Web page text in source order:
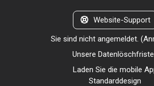
Website-Support
Sie sind nicht angemeldet. (
Unsere
Laden Sie die mobile
Standarddesign